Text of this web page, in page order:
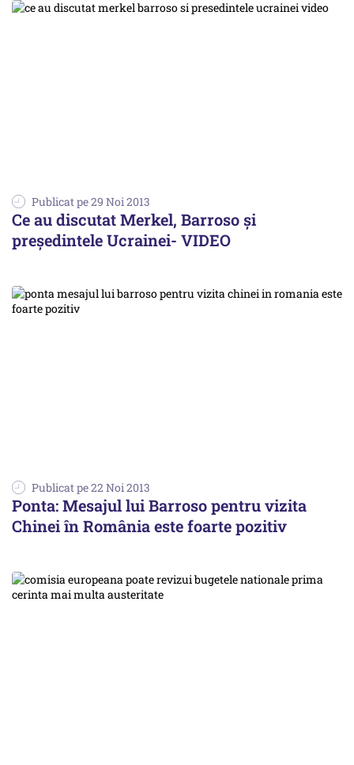
Publicat pe 29 Noi 2013
Ce au discutat Merkel, Barroso și
președintele Ucrainei- VIDEO
Publicat pe 22 Noi 2013
Ponta: Mesajul lui Barroso pentru vizita
Chinei în România este foarte pozitiv